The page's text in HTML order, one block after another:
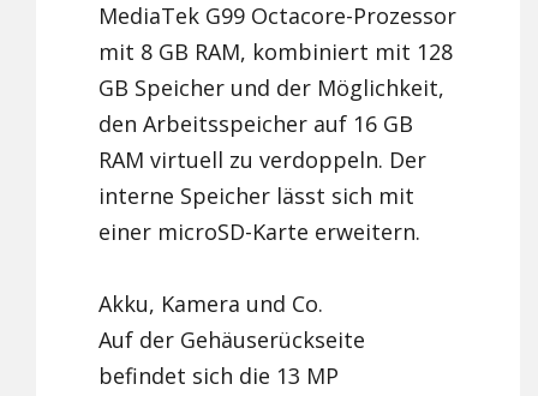
MediaTek G99 Octacore-Prozessor
mit 8 GB RAM, kombiniert mit 128
GB Speicher und der Möglichkeit,
den Arbeitsspeicher auf 16 GB
RAM virtuell zu verdoppeln. Der
interne Speicher lässt sich mit
einer microSD-Karte erweitern.
Akku, Kamera und Co.
Auf der Gehäuserückseite
befindet sich die 13 MP